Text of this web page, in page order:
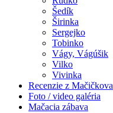
Šedík
Širinka
Sergejko
Tobinko
Vágy, Vágúšik
Vilko
Vivinka
Recenzie z Mačičkova
Foto / video galéria
Mačacia zábava